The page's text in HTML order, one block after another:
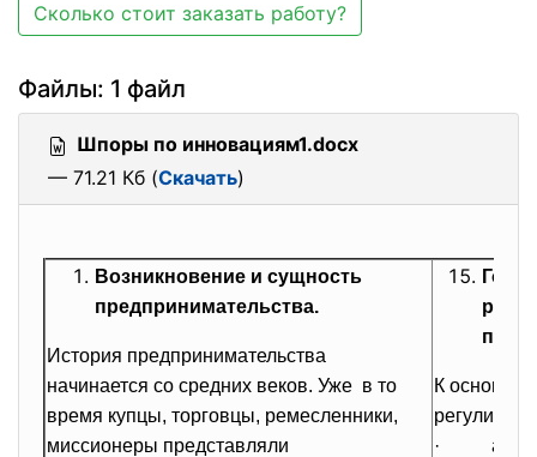
Сколько стоит заказать работу?
Файлы: 1 файл
Шпоры по инновациям1.docx
— 71.21 Кб (Скачать)
Возникновение и сущность
предпринимательства.
История предпринимательства
начинается со средних веков. Уже в то
время купцы, торговцы, ремесленники,
миссионеры представляли
К
·